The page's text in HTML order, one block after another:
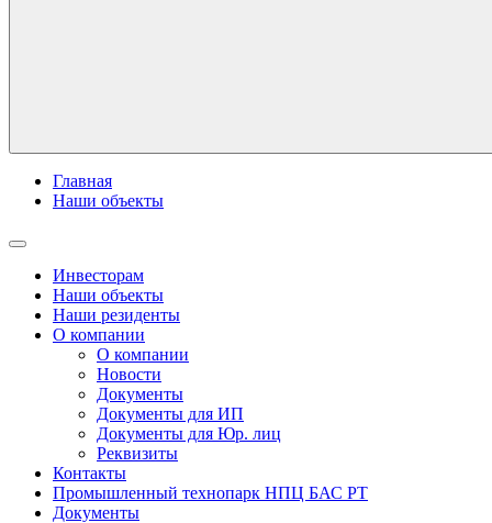
Главная
Наши объекты
Инвесторам
Наши объекты
Наши резиденты
О компании
О компании
Новости
Документы
Документы для ИП
Документы для Юр. лиц
Реквизиты
Контакты
Промышленный технопарк НПЦ БАС РТ
Документы